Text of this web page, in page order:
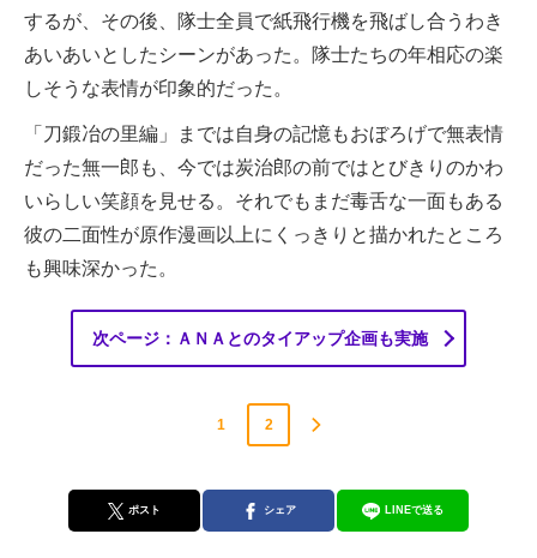
するが、その後、隊士全員で紙飛行機を飛ばし合うわき
あいあいとしたシーンがあった。隊士たちの年相応の楽
しそうな表情が印象的だった。
「刀鍛冶の里編」までは自身の記憶もおぼろげで無表情
だった無一郎も、今では炭治郎の前ではとびきりのかわ
いらしい笑顔を見せる。それでもまだ毒舌な一面もある
彼の二面性が原作漫画以上にくっきりと描かれたところ
も興味深かった。
次ページ：ＡＮＡとのタイアップ企画も実施
1 2
ポスト シェア LINEで送る